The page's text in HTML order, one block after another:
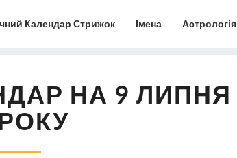
Календар Стрижок Імена Астрологія
НА 9 ЛИПНЯ